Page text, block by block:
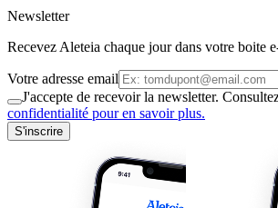
Newsletter
Recevez Aleteia chaque jour dans votre boite
Votre adresse email
J'accepte de recevoir la newsletter.
confidentialité pour en savoir plus.
S'inscrire